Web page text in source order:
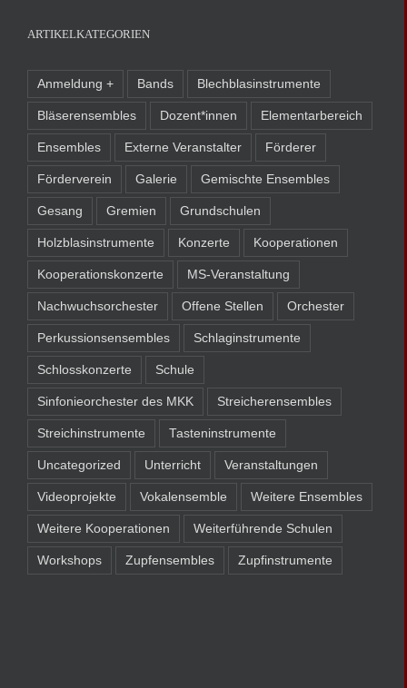
ARTIKELKATEGORIEN
Anmeldung + Bands Blechblasinstrumente
Bläserensembles Dozent*innen Elementarbereich
Ensembles Externe Veranstalter Förderer
Förderverein Galerie Gemischte Ensembles
Gesang Gremien Grundschulen
Holzblasinstrumente Konzerte Kooperationen
Kooperationskonzerte MS-Veranstaltung
Nachwuchsorchester Offene Stellen Orchester
Perkussionsensembles Schlaginstrumente
Schlosskonzerte Schule
Sinfonieorchester des MKK Streicherensembles
Streichinstrumente Tasteninstrumente
Uncategorized Unterricht Veranstaltungen
Videoprojekte Vokalensemble Weitere Ensembles
Weitere Kooperationen Weiterführende Schulen
Workshops Zupfensembles Zupfinstrumente